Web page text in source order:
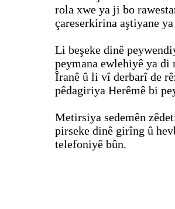
rola xwe ya ji bo
çareserkirina aştiyane
Li beşeke dinê
peymana ewlehiyê ya
Îranê û li vî derbarî de
pêdagiriya Herêmê bi
Metirsiya sedemên
pirseke dinê girîng û
telefoniyê bûn.